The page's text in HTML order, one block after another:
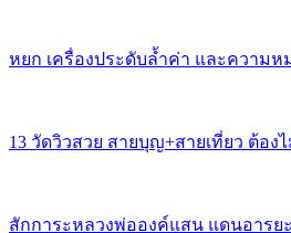
หยก เครื่องประดับล้ำค่า และความ
13 วัดวิวสวย สายบุญ+สายเที่ยว ต้อง
สักการะหลวงพ่อองค์แสน แดนอารย